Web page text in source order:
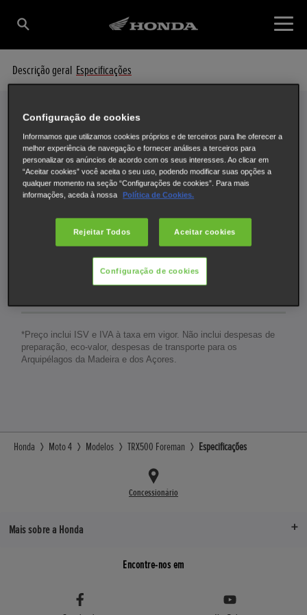
Descrição geral Especificações
Especificações
O SEU FOREMAN AO PORMENOR
Seleccione um Moto 4 para consultar as especificações.
*Preço inclui ISV e IVA à taxa em vigor. Não inclui despesas de
preparação, eco-valor, despesas de transporte para os
Arquipélagos da Madeira e dos Açores.
Honda Moto 4 Modelos TRX500 Foreman Especificações
Concessionário
Mais sobre a Honda
Encontre-nos em
Configuração de cookies
Informamos que utilizamos cookies próprios e de terceiros para lhe oferecer a
melhor experiência de navegação e fornecer análises a terceiros para
personalizar os anúncios de acordo com os seus interesses. Ao clicar em
“Aceitar cookies” você aceita o seu uso, podendo modificar suas opções a
qualquer momento na seção “Configurações de cookies”. Para mais
informações, aceda à nossa
Política de Cookies.
Rejeitar Todos Aceitar cookies
Configuração de cookies